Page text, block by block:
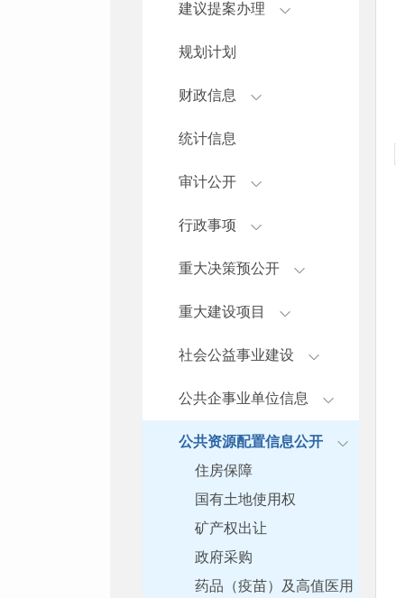
建议提案办理
规划计划
财政信息
统计信息
审计公开
行政事项
重大决策预公开
重大建设项目
社会公益事业建设
公共企事业单位信息
公共资源配置信息公开
住房保障
国有土地使用权
矿产权出让
政府采购
药品（疫苗）及高值医用